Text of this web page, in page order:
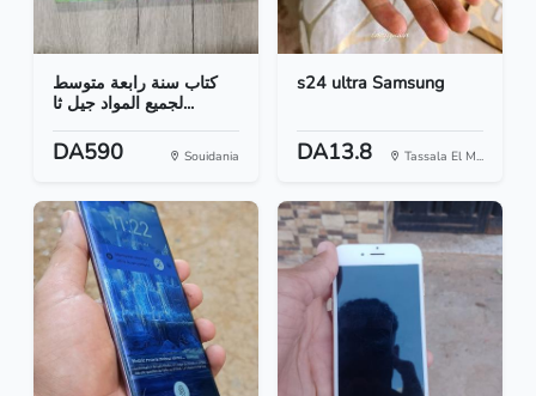
كتاب سنة رابعة متوسط
لجميع المواد جيل ثا...
DA590 Souidania
s24 ultra Samsung
DA13.8 Tassala El M...